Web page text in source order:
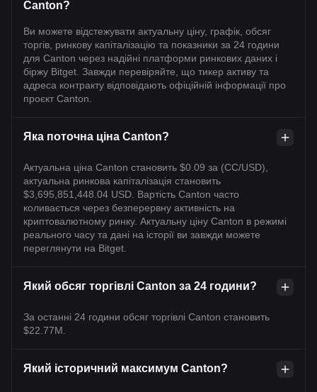
Canton?
Ви можете відстежувати актуальну ціну, графік, обсяг
торгів, ринкову капіталізацію та показники за 24 години
для Canton через надійні платформи ринкових даних і
біржу Bitget. Завжди перевіряйте, що тикер активу та
адреса контракту відповідають офіційній інформації про
проєкт Canton.
Яка поточна ціна Canton?
Актуальна ціна Canton становить $0.09 за (CC/USD),
актуальна ринкова капіталізація становить
$3,695,851,448.04 USD. Вартість Canton часто
коливається через безперервну активність на
криптовалютному ринку. Актуальну ціну Canton в режимі
реального часу та дані на історії ви завжди можете
переглянути на Bitget.
Який обсяг торгівлі Canton за 24 години?
За останні 24 години обсяг торгівлі Canton становить
$22.77M.
Який історичний максимум Canton?